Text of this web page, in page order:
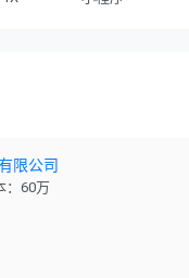
限公司
：60万